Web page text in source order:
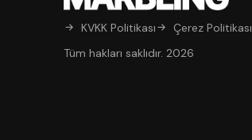
KVKK Politikası
Çerez Politikası
Tüm hakları saklıdır. 2026